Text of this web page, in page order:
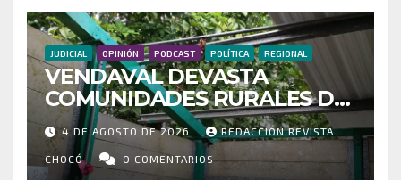
JUDICIAL OPINIÓN PODCAST POLÍTICA REGIONAL
VENDAVAL DEVASTA
COMUNIDADES RURALES DE
RIOSUCIO: ESCUELAS,
VIVIENDAS Y CEMENTERIO
ENTRE LOS AFECTADOS
4 DE AGOSTO DE 2026 REDACCIÓN REVISTA
CHOCÓ 0 COMENTARIOS